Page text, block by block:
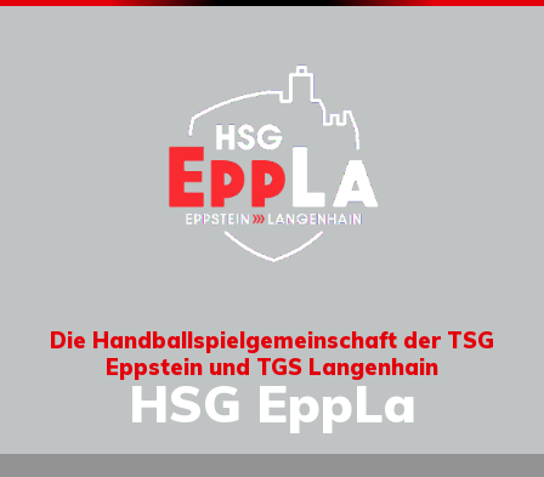
Die Handballspielgemeinschaft der TSG
Eppstein und TGS Langenhain
HSG EppLa